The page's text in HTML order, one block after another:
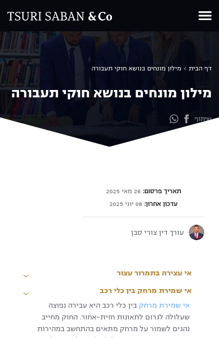
דף הבית > מילון מונחים בנושא חוקי תעבורה
מילון מונחים בנושא חוקי תעבורה
שיתוף
תאריך פרסום:26 מאי 2025
עדכון אחרון:08 יוני 2025
עורך דין צורי סבן
אי עצירה בתמרור עצור
אי שמירת מרחק בין כלי רכב
אי שמירת מרחק בין כלי רכב היא עבירה נפוצה
שעלולה לגרום לתאונות חזית-אחור. החוק מחייב
נהגים לשמור על מרחק מתאים בהתחשב במהירות